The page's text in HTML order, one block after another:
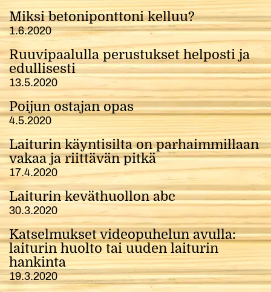
Miksi betoniponttoni kelluu?
1.6.2020
Ruuvipaalulla perustukset helposti ja
edullisesti
13.5.2020
Poijun ostajan opas
4.5.2020
Laiturin käyntisilta on parhaimmillaan
vakaa ja riittävän pitkä
17.4.2020
Laiturin keväthuollon abc
30.3.2020
Katselmukset videopuhelun avulla:
laiturin huolto tai uuden laiturin
hankinta
19.3.2020